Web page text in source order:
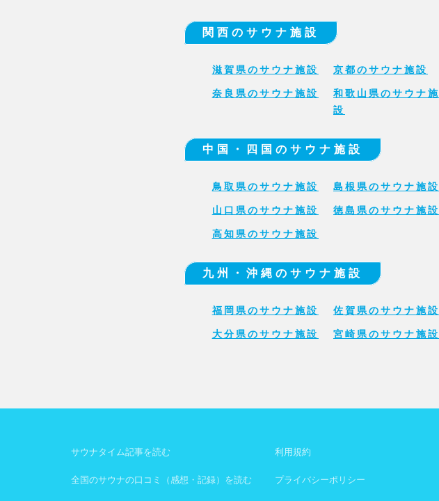
関西のサウナ施設
滋賀県のサウナ施設 京都のサウナ施設
奈良県のサウナ施設
和歌山県のサウナ施
設
中国・四国のサウナ施設
鳥取県のサウナ施設 島根県のサウナ施設
山口県のサウナ施設 徳島県のサウナ施設
高知県のサウナ施設
九州・沖縄のサウナ施設
福岡県のサウナ施設 佐賀県のサウナ施設
大分県のサウナ施設 宮崎県のサウナ施設
サウナタイム記事を読む
全国のサウナの口コミ（感想・記録）を読む
利用規約
プライバシーポリシー